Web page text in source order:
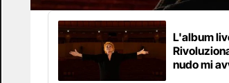
L'album
nudo mi